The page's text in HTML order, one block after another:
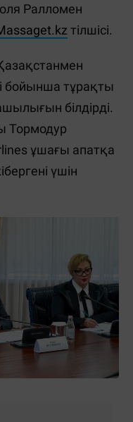
Ралломен
тілшісі.
бойынша тұрақты
білдірді.
Тормодур
ұшағы апатқа
үшін